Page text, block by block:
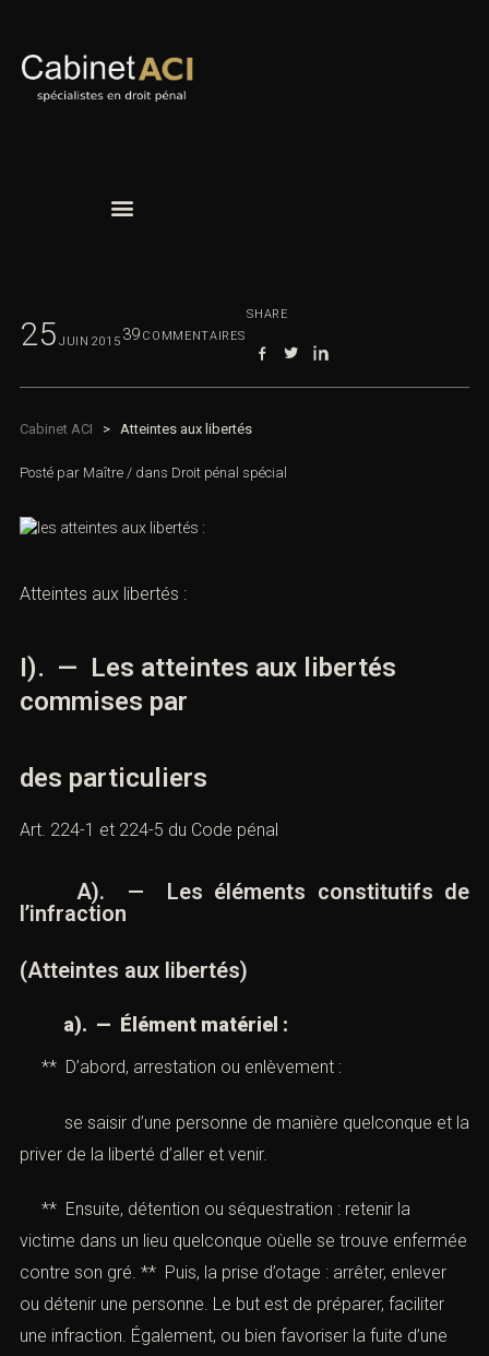
25 JUIN 2015 39 COMMENTAIRES
SHARE
Cabinet ACI > Atteintes aux libertés
Posté par Maître / dans Droit pénal spécial
Atteintes aux libertés :
I). — Les atteintes aux libertés
commises par
des particuliers
Art. 224-1 et 224-5 du Code pénal
A). — Les éléments constitutifs de
l’infraction
(Atteintes aux libertés)
a). — Élément matériel :
** D’abord, arrestation ou enlèvement :
se saisir d’une personne de manière quelconque et la
priver de la liberté d’aller et venir.
** Ensuite, détention ou séquestration : retenir la
victime dans un lieu quelconque oùelle se trouve enfermée
contre son gré. ** Puis, la prise d’otage : arrêter, enlever
ou détenir une personne. Le but est de préparer, faciliter
une infraction. Également, ou bien favoriser la fuite d’une